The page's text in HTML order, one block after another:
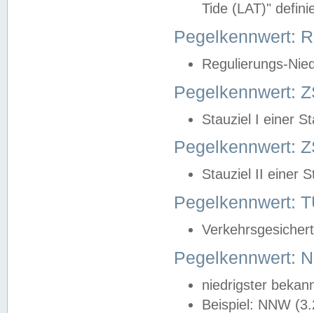
Tide (LAT)"
Pegelkennwert:
Regulierungs-
Pegelkennwert:
Stauziel I einer
Pegelkennwert:
Stauziel II einer
Pegelkennwert:
Pegelkennwert:
niedrigster
Beispiel: NNW